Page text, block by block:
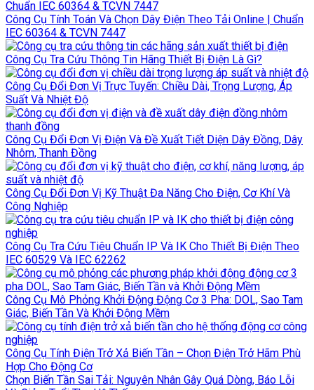
Công Cụ Tính Toán Và Chọn Dây Điện Theo Tải Online | Chuẩn
IEC 60364 & TCVN 7447
Công Cụ Tra Cứu Thông Tin Hãng Thiết Bị Điện Là Gì?
Công Cụ Đổi Đơn Vị Trực Tuyến: Chiều Dài, Trọng Lượng, Áp
Suất Và Nhiệt Độ
Công Cụ Đổi Đơn Vị Điện Và Đề Xuất Tiết Diện Dây Đồng, Dây
Nhôm, Thanh Đồng
Công Cụ Đổi Đơn Vị Kỹ Thuật Đa Năng Cho Điện, Cơ Khí Và
Công Nghiệp
Công Cụ Tra Cứu Tiêu Chuẩn IP Và IK Cho Thiết Bị Điện Theo
IEC 60529 Và IEC 62262
Công Cụ Mô Phỏng Khởi Động Động Cơ 3 Pha: DOL, Sao Tam
Giác, Biến Tần Và Khởi Động Mềm
Công Cụ Tính Điện Trở Xả Biến Tần – Chọn Điện Trở Hãm Phù
Hợp Cho Động Cơ
Chọn Biến Tần Sai Tải: Nguyên Nhân Gây Quá Dòng, Báo Lỗi